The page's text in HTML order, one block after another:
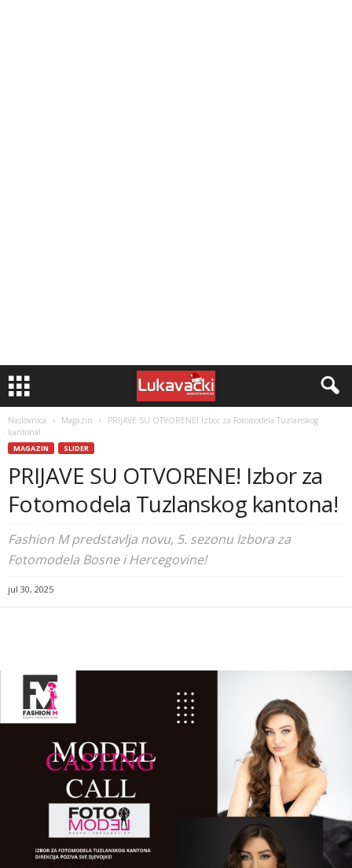
Naslovnica Magazin
PRIJAVE SU OTVORENE! Izbor za Fotomodela Tuzlanskog
kantona!
MAGAZIN SLIDER
PRIJAVE SU OTVORENE! Izbor za
Fotomodela Tuzlanskog kantona!
Fashion M predstavlja novu, 5. sezonu Izbora za
Fotomodela Bosne i Hercegovine!
jul 30, 2025